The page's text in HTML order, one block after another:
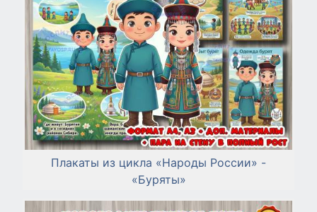
Плакаты из цикла «Народы России» -
«Буряты»